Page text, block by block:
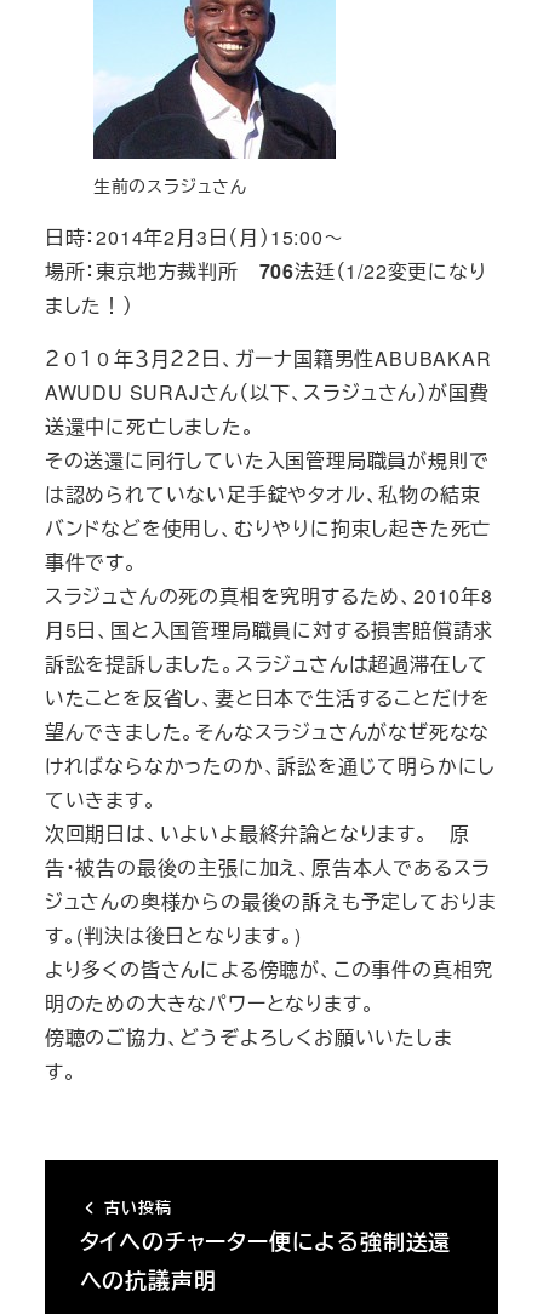
生前のスラジュさん
日時：2014年2月3日（月）15:00～
場所：東京地方裁判所 706法廷（1/22変更になり
ました！）
２０１０年３月２２日、ガーナ国籍男性ABUBAKAR
AWUDU SURAJさん（以下、スラジュさん）が国費
送還中に死亡しました。
その送還に同行していた入国管理局職員が規則で
は認められていない足手錠やタオル、私物の結束
バンドなどを使用し、むりやりに拘束し起きた死亡
事件です。
スラジュさんの死の真相を究明するため、2010年8
月5日、国と入国管理局職員に対する損害賠償請求
訴訟を提訴しました。スラジュさんは超過滞在して
いたことを反省し、妻と日本で生活することだけを
望んできました。そんなスラジュさんがなぜ死なな
ければならなかったのか、訴訟を通じて明らかにし
ていきます。
次回期日は、いよいよ最終弁論となります。 原
告・被告の最後の主張に加え、原告本人であるスラ
ジュさんの奥様からの最後の訴えも予定しておりま
す。(判決は後日となります。)
より多くの皆さんによる傍聴が、この事件の真相究
明のための大きなパワーとなります。
傍聴のご協力、どうぞよろしくお願いいたしま
す。
古い投稿
タイへのチャーター便による強制送還
への抗議声明